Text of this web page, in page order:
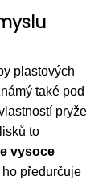
plastových
také pod
pryže
to
vysoce
ho předurčuje